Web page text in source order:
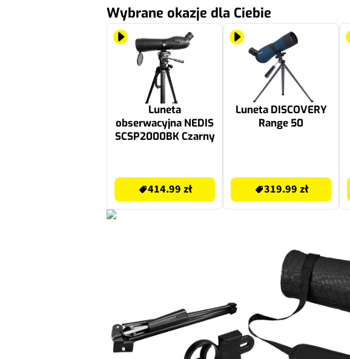
Wybrane okazje dla Ciebie
Luneta
obserwacyjna NEDIS
SCSP2000BK Czarny
414.99 zł
Luneta DISCOVERY
Range 50
319.99 zł